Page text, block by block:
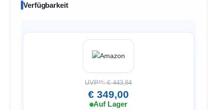
Verfügbarkeit
UVP**: € 443,84
€ 349,00
Auf Lager